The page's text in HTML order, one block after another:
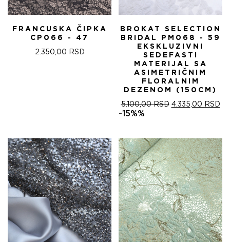
FRANCUSKA ČIPKA
CP066 - 47
2.350,00 RSD
BROKAT SELECTION
BRIDAL PM068 - 59
EKSKLUZIVNI
SEDEFASTI
MATERIJAL SA
ASIMETRIČNIM
FLORALNIM
DEZENOM (150CM)
5.100,00RSD ОРИГИНАЛНА
5.100,00 RSD.
4.335,00 RSD
-15%%